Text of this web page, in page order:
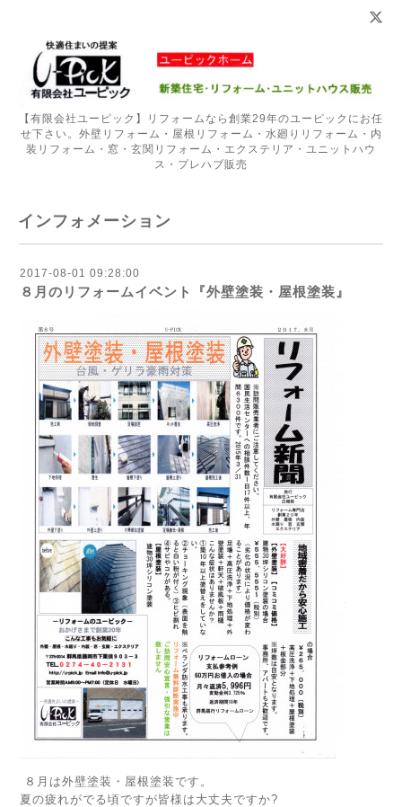
【有限会社ユーピック】リフォームなら創業29年のユーピックにお任
せ下さい。外壁リフォーム・屋根リフォーム・水廻りリフォーム・内
装リフォーム・窓・玄関リフォーム・エクステリア・ユニットハウ
ス・プレハブ販売
インフォメーション
2017-08-01 09:28:00
８月のリフォームイベント『外壁塗装・屋根塗装』
８月は外壁塗装・屋根塗装です。
夏の疲れがでる頃ですが皆様は大丈夫ですか?